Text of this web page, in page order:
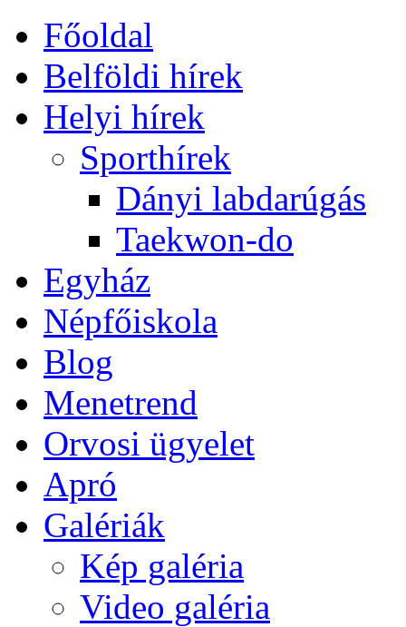
Főoldal
Belföldi hírek
Helyi hírek
Sporthírek
Dányi labdarúgás
Taekwon-do
Egyház
Népfőiskola
Blog
Menetrend
Orvosi ügyelet
Apró
Galériák
Kép galéria
Video galéria